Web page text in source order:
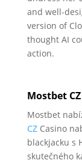
and well-
version of
thought AI
action.
Mostbet CZ
Mostbet
CZCasino
blackjacku s
skutečného